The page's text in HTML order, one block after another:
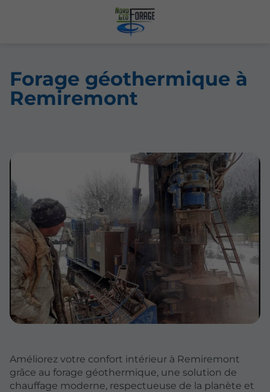
Forage géothermique à
Remiremont
Améliorez votre confort intérieur à Remiremont
grâce au forage géothermique, une solution de
chauffage moderne, respectueuse de la planète et